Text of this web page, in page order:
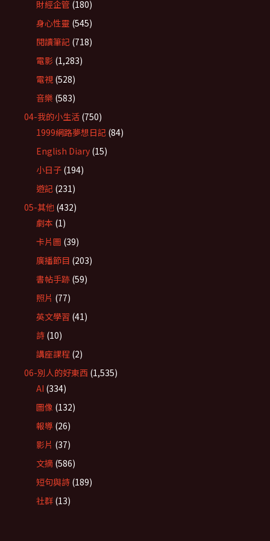
財經企管 (180)
身心性靈 (545)
閱讀筆記 (718)
電影 (1,283)
電視 (528)
音樂 (583)
04-我的小生活 (750)
1999網路夢想日記 (84)
English Diary (15)
小日子 (194)
遊記 (231)
05-其他 (432)
劇本 (1)
卡片圖 (39)
廣播節目 (203)
書帖手跡 (59)
照片 (77)
英文學習 (41)
詩 (10)
講座課程 (2)
06-別人的好東西 (1,535)
AI (334)
圖像 (132)
報導 (26)
影片 (37)
文摘 (586)
短句與詩 (189)
社群 (13)